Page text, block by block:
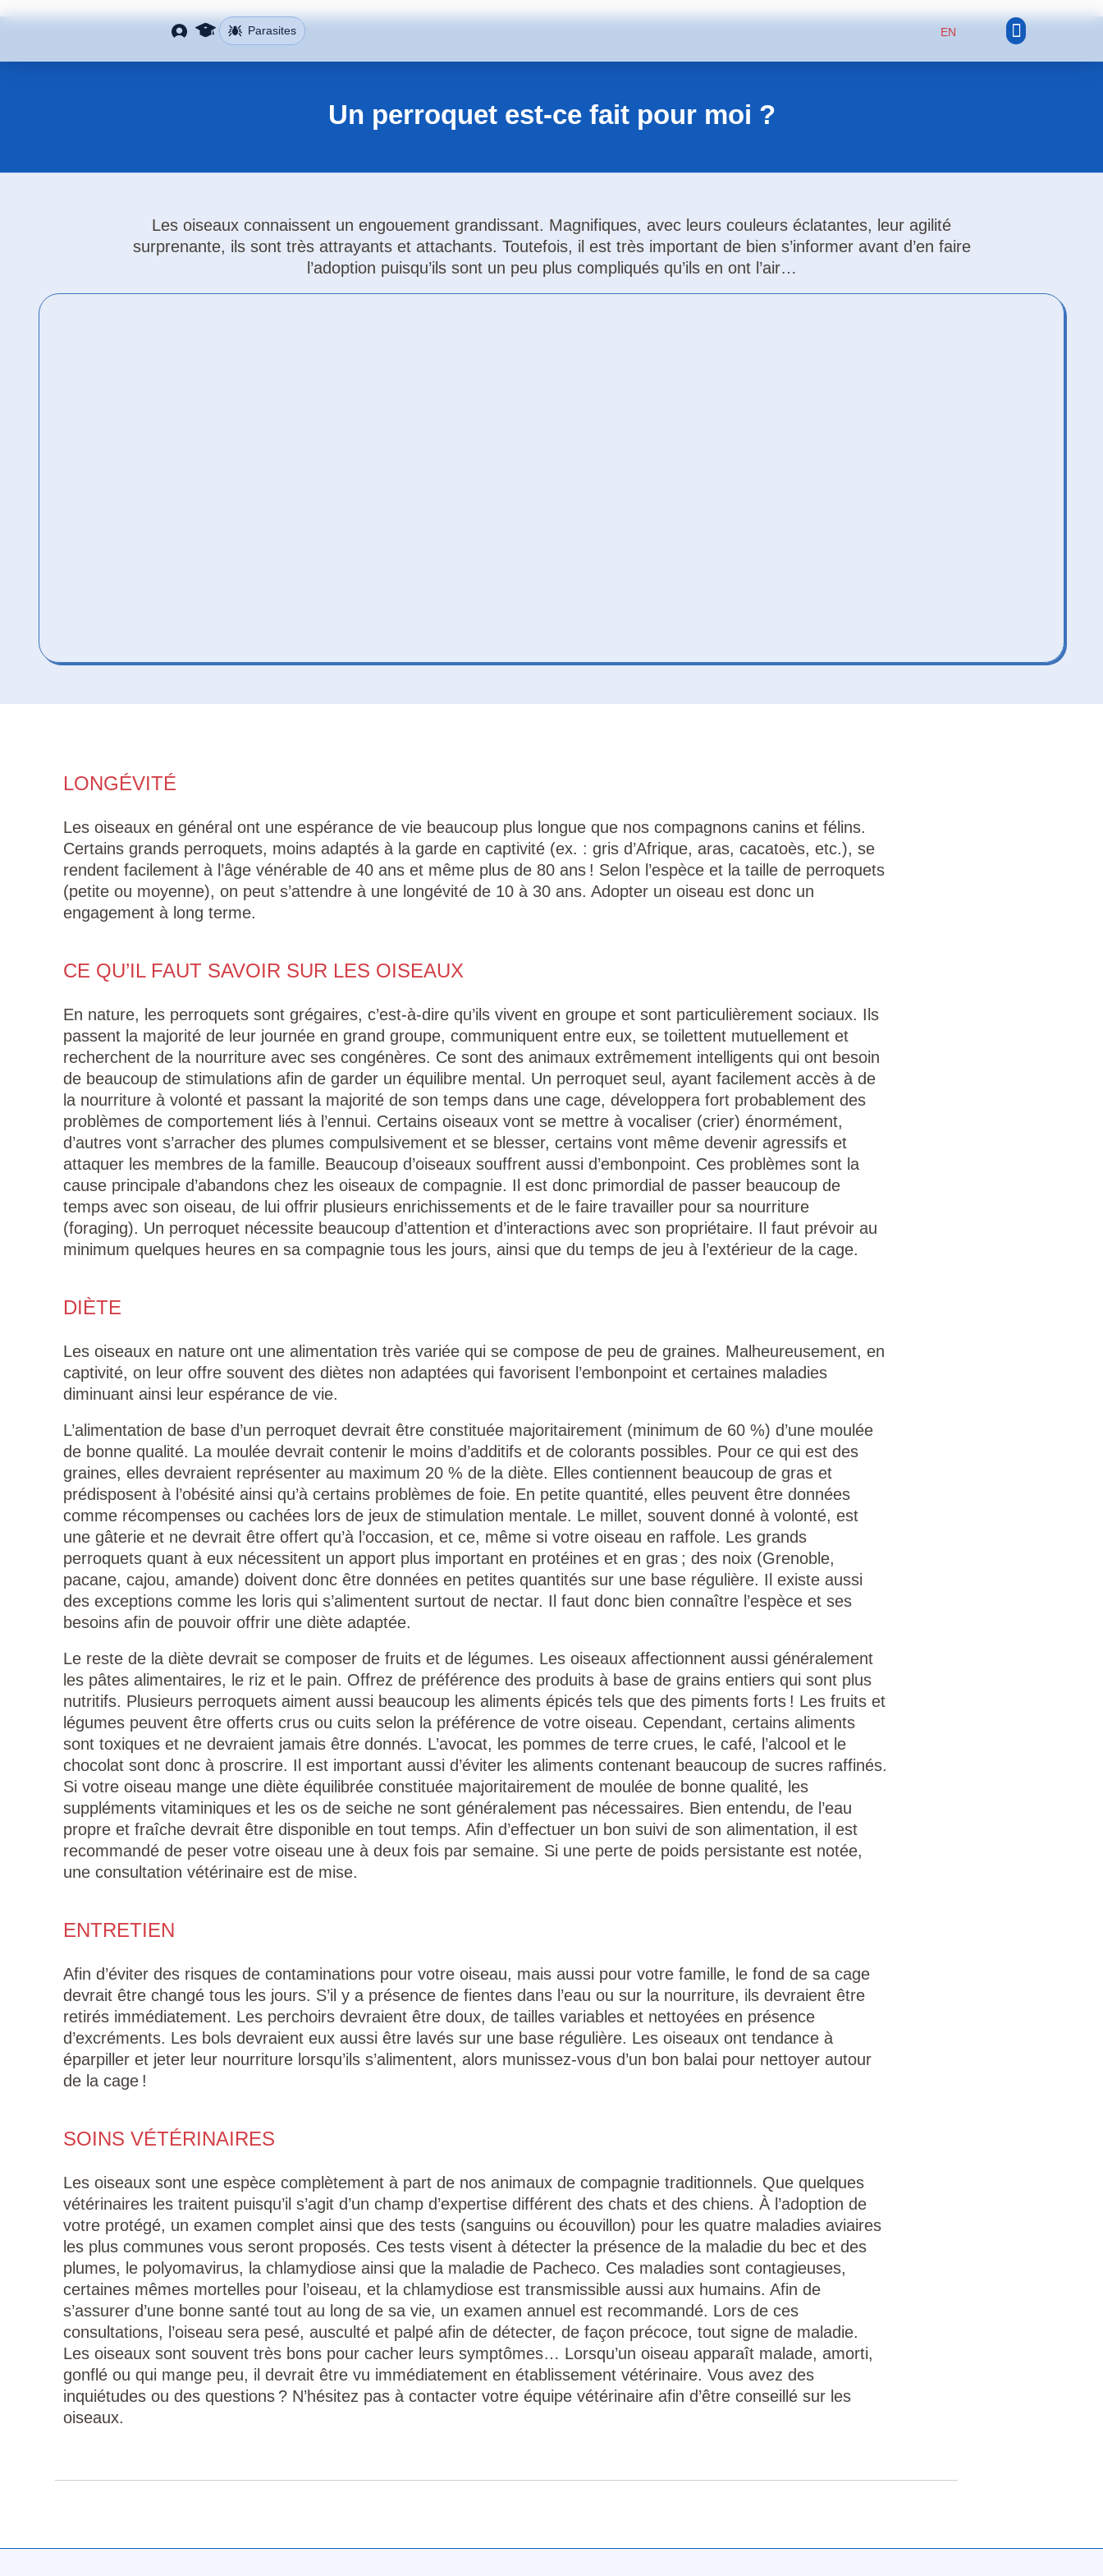
Parasites EN
Un perroquet est-ce fait pour moi ?
Les oiseaux connaissent un engouement grandissant. Magnifiques, avec leurs couleurs éclatantes, leur agilité
surprenante, ils sont très attrayants et attachants. Toutefois, il est très important de bien s’informer avant d’en faire
l’adoption puisqu’ils sont un peu plus compliqués qu’ils en ont l’air…
LONGÉVITÉ
Les oiseaux en général ont une espérance de vie beaucoup plus longue que nos compagnons canins et félins.
Certains grands perroquets, moins adaptés à la garde en captivité (ex. : gris d’Afrique, aras, cacatoès, etc.), se
rendent facilement à l’âge vénérable de 40 ans et même plus de 80 ans ! Selon l’espèce et la taille de perroquets
(petite ou moyenne), on peut s’attendre à une longévité de 10 à 30 ans. Adopter un oiseau est donc un
engagement à long terme.
CE QU’IL FAUT SAVOIR SUR LES OISEAUX
En nature, les perroquets sont grégaires, c’est-à-dire qu’ils vivent en groupe et sont particulièrement sociaux. Ils
passent la majorité de leur journée en grand groupe, communiquent entre eux, se toilettent mutuellement et
recherchent de la nourriture avec ses congénères. Ce sont des animaux extrêmement intelligents qui ont besoin
de beaucoup de stimulations afin de garder un équilibre mental. Un perroquet seul, ayant facilement accès à de
la nourriture à volonté et passant la majorité de son temps dans une cage, développera fort probablement des
problèmes de comportement liés à l’ennui. Certains oiseaux vont se mettre à vocaliser (crier) énormément,
d’autres vont s’arracher des plumes compulsivement et se blesser, certains vont même devenir agressifs et
attaquer les membres de la famille. Beaucoup d’oiseaux souffrent aussi d’embonpoint. Ces problèmes sont la
cause principale d’abandons chez les oiseaux de compagnie. Il est donc primordial de passer beaucoup de
temps avec son oiseau, de lui offrir plusieurs enrichissements et de le faire travailler pour sa nourriture
(foraging). Un perroquet nécessite beaucoup d’attention et d’interactions avec son propriétaire. Il faut prévoir au
minimum quelques heures en sa compagnie tous les jours, ainsi que du temps de jeu à l’extérieur de la cage.
DIÈTE
Les oiseaux en nature ont une alimentation très variée qui se compose de peu de graines. Malheureusement, en
captivité, on leur offre souvent des diètes non adaptées qui favorisent l’embonpoint et certaines maladies
diminuant ainsi leur espérance de vie.
L’alimentation de base d’un perroquet devrait être constituée majoritairement (minimum de 60 %) d’une moulée
de bonne qualité. La moulée devrait contenir le moins d’additifs et de colorants possibles. Pour ce qui est des
graines, elles devraient représenter au maximum 20 % de la diète. Elles contiennent beaucoup de gras et
prédisposent à l’obésité ainsi qu’à certains problèmes de foie. En petite quantité, elles peuvent être données
comme récompenses ou cachées lors de jeux de stimulation mentale. Le millet, souvent donné à volonté, est
une gâterie et ne devrait être offert qu’à l’occasion, et ce, même si votre oiseau en raffole. Les grands
perroquets quant à eux nécessitent un apport plus important en protéines et en gras ; des noix (Grenoble,
pacane, cajou, amande) doivent donc être données en petites quantités sur une base régulière. Il existe aussi
des exceptions comme les loris qui s’alimentent surtout de nectar. Il faut donc bien connaître l’espèce et ses
besoins afin de pouvoir offrir une diète adaptée.
Le reste de la diète devrait se composer de fruits et de légumes. Les oiseaux affectionnent aussi généralement
les pâtes alimentaires, le riz et le pain. Offrez de préférence des produits à base de grains entiers qui sont plus
nutritifs. Plusieurs perroquets aiment aussi beaucoup les aliments épicés tels que des piments forts ! Les fruits et
légumes peuvent être offerts crus ou cuits selon la préférence de votre oiseau. Cependant, certains aliments
sont toxiques et ne devraient jamais être donnés. L’avocat, les pommes de terre crues, le café, l’alcool et le
chocolat sont donc à proscrire. Il est important aussi d’éviter les aliments contenant beaucoup de sucres raffinés.
Si votre oiseau mange une diète équilibrée constituée majoritairement de moulée de bonne qualité, les
suppléments vitaminiques et les os de seiche ne sont généralement pas nécessaires. Bien entendu, de l’eau
propre et fraîche devrait être disponible en tout temps. Afin d’effectuer un bon suivi de son alimentation, il est
recommandé de peser votre oiseau une à deux fois par semaine. Si une perte de poids persistante est notée,
une consultation vétérinaire est de mise.
ENTRETIEN
Afin d’éviter des risques de contaminations pour votre oiseau, mais aussi pour votre famille, le fond de sa cage
devrait être changé tous les jours. S’il y a présence de fientes dans l’eau ou sur la nourriture, ils devraient être
retirés immédiatement. Les perchoirs devraient être doux, de tailles variables et nettoyées en présence
d’excréments. Les bols devraient eux aussi être lavés sur une base régulière. Les oiseaux ont tendance à
éparpiller et jeter leur nourriture lorsqu’ils s’alimentent, alors munissez-vous d’un bon balai pour nettoyer autour
de la cage !
SOINS VÉTÉRINAIRES
Les oiseaux sont une espèce complètement à part de nos animaux de compagnie traditionnels. Que quelques
vétérinaires les traitent puisqu’il s’agit d’un champ d’expertise différent des chats et des chiens. À l’adoption de
votre protégé, un examen complet ainsi que des tests (sanguins ou écouvillon) pour les quatre maladies aviaires
les plus communes vous seront proposés. Ces tests visent à détecter la présence de la maladie du bec et des
plumes, le polyomavirus, la chlamydiose ainsi que la maladie de Pacheco. Ces maladies sont contagieuses,
certaines mêmes mortelles pour l’oiseau, et la chlamydiose est transmissible aussi aux humains. Afin de
s’assurer d’une bonne santé tout au long de sa vie, un examen annuel est recommandé. Lors de ces
consultations, l’oiseau sera pesé, ausculté et palpé afin de détecter, de façon précoce, tout signe de maladie.
Les oiseaux sont souvent très bons pour cacher leurs symptômes… Lorsqu’un oiseau apparaît malade, amorti,
gonflé ou qui mange peu, il devrait être vu immédiatement en établissement vétérinaire. Vous avez des
inquiétudes ou des questions ? N’hésitez pas à contacter votre équipe vétérinaire afin d’être conseillé sur les
oiseaux.